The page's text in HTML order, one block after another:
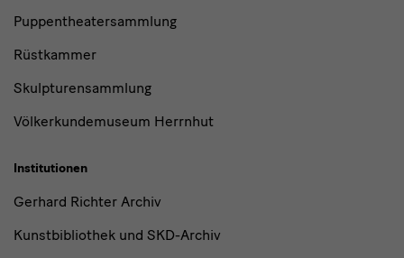
Puppentheatersammlung
Rüstkammer
Skulpturensammlung
Völkerkundemuseum Herrnhut
Institutionen
Gerhard Richter Archiv
Kunstbibliothek und SKD-Archiv